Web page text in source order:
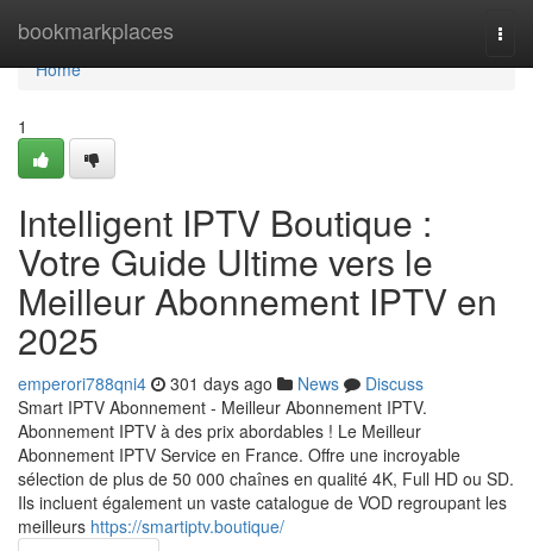
bookmarkplaces
Home
Home
1
Intelligent IPTV Boutique :
Votre Guide Ultime vers le
Meilleur Abonnement IPTV en
2025
emperori788qni4 301 days ago News
Discuss
Smart IPTV Abonnement - Meilleur Abonnement IPTV.
Abonnement IPTV à des prix abordables ! Le Meilleur
Abonnement IPTV Service en France. Offre une incroyable
sélection de plus de 50 000 chaînes en qualité 4K, Full HD ou SD.
Ils incluent également un vaste catalogue de VOD regroupant les
meilleurs https://smartiptv.boutique/